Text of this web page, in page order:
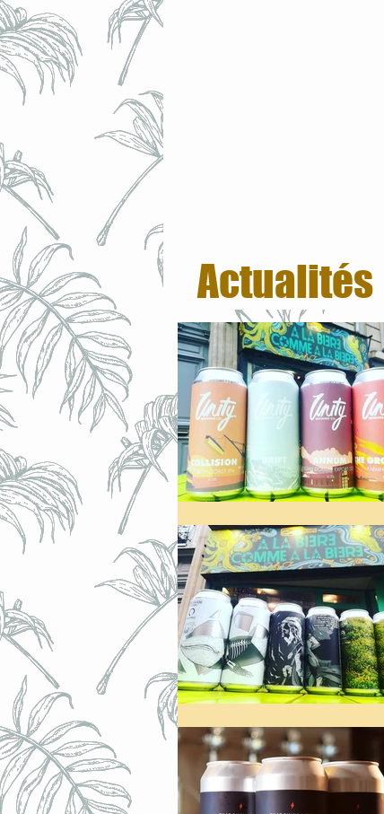
Actualités